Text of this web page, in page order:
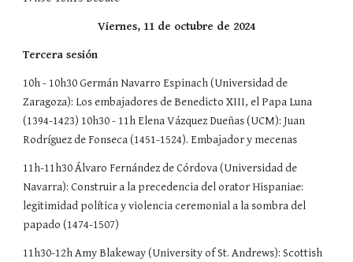
Viernes, 11 de octubre de 2024
Tercera sesión
10h - 10h30 Germán Navarro Espinach (Universidad de
Zaragoza): Los embajadores de Benedicto XIII, el Papa Luna
(1394-1423) 10h30 - 11h Elena Vázquez Dueñas (UCM): Juan
Rodríguez de Fonseca (1451-1524). Embajador y mecenas
11h-11h30 Álvaro Fernández de Córdova (Universidad de
Navarra): Construir a la precedencia del orator Hispaniae:
legitimidad política y violencia ceremonial a la sombra del
papado (1474-1507)
11h30-12h Amy Blakeway (University of St. Andrews): Scottish